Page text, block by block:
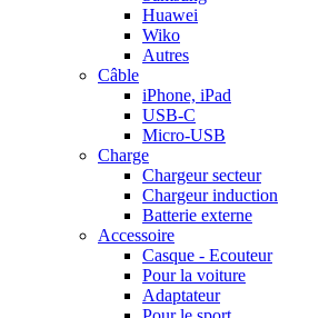
Huawei
Wiko
Autres
Câble
iPhone, iPad
USB-C
Micro-USB
Charge
Chargeur secteur
Chargeur induction
Batterie externe
Accessoire
Casque - Ecouteur
Pour la voiture
Adaptateur